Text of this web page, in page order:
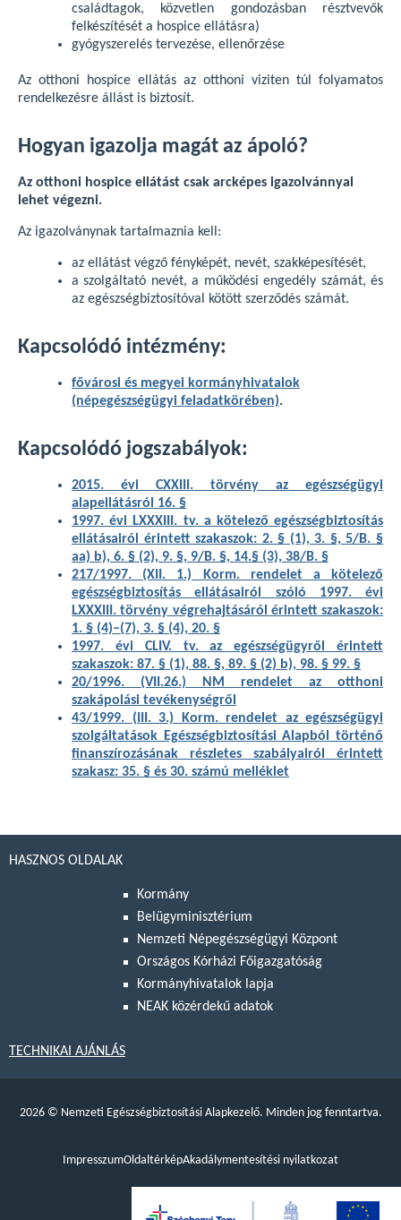
családtagok, közvetlen gondozásban résztvevők
felkészítését a hospice ellátásra)
gyógyszerelés tervezése, ellenőrzése
Az otthoni hospice ellátás az otthoni viziten túl folyamatos
rendelkezésre állást is biztosít.
Hogyan igazolja magát az ápoló?
Az otthoni hospice ellátást csak arcképes igazolvánnyal
lehet végezni.
Az igazolványnak tartalmaznia kell:
az ellátást végző fényképét, nevét, szakképesítését,
a szolgáltató nevét, a működési engedély számát, és
az egészségbiztosítóval kötött szerződés számát.
Kapcsolódó intézmény:
fővárosi és megyei kormányhivatalok
(népegészségügyi feladatkörében).
Kapcsolódó jogszabályok:
2015. évi CXXIII. törvény az egészségügyi
alapellátásról 16. §
1997. évi LXXXIII. tv. a kötelező egészségbiztosítás
ellátásairól érintett szakaszok: 2. § (1), 3. §, 5/B. §
aa) b), 6. § (2), 9. §, 9/B. §, 14.§ (3), 38/B. §
217/1997. (XII. 1.) Korm. rendelet a kötelező
egészségbiztosítás ellátásairól szóló 1997. évi
LXXXIII. törvény végrehajtásáról érintett szakaszok:
1. § (4)–(7), 3. § (4), 20. §
1997. évi CLIV. tv. az egészségügyről érintett
szakaszok: 87. § (1), 88. §, 89. § (2) b), 98. § 99. §
20/1996. (VII.26.) NM rendelet az otthoni
szakápolási tevékenységről
43/1999. (III. 3.) Korm. rendelet az egészségügyi
szolgáltatások Egészségbiztosítási Alapból történő
finanszírozásának részletes szabályairól érintett
szakasz: 35. § és 30. számú melléklet
HASZNOS OLDALAK
Kormány
Belügyminisztérium
Nemzeti Népegészségügyi Központ
Országos Kórházi Főigazgatóság
Kormányhivatalok lapja
NEAK közérdekű adatok
TECHNIKAI AJÁNLÁS
2026 © Nemzeti Egészségbiztosítási Alapkezelő. Minden jog fenntartva.
ImpresszumOldaltérképAkadálymentesítési nyilatkozat